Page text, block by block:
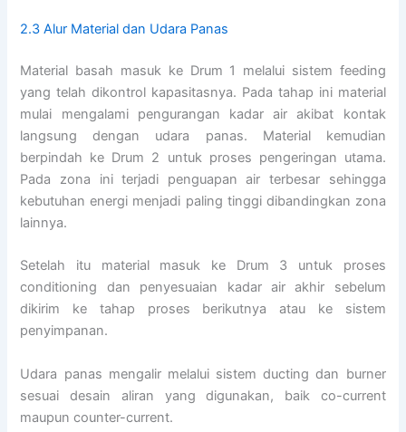
2.3 Alur Material dan Udara Panas
Material basah masuk ke Drum 1 melalui sistem feeding
yang telah dikontrol kapasitasnya. Pada tahap ini material
mulai mengalami pengurangan kadar air akibat kontak
langsung dengan udara panas. Material kemudian
berpindah ke Drum 2 untuk proses pengeringan utama.
Pada zona ini terjadi penguapan air terbesar sehingga
kebutuhan energi menjadi paling tinggi dibandingkan zona
lainnya.
Setelah itu material masuk ke Drum 3 untuk proses
conditioning dan penyesuaian kadar air akhir sebelum
dikirim ke tahap proses berikutnya atau ke sistem
penyimpanan.
Udara panas mengalir melalui sistem ducting dan burner
sesuai desain aliran yang digunakan, baik co-current
maupun counter-current.